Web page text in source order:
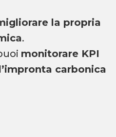
la propria
.
monitorare KPI
carbonica